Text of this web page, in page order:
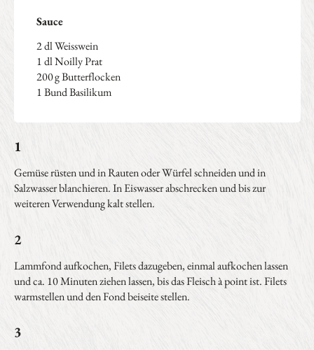
Sauce
2 dl Weisswein
1 dl Noilly Prat
200 g Butterflocken
1 Bund Basilikum
1
Gemüse rüsten und in Rauten oder Würfel schneiden und in
Salzwasser blanchieren. In Eiswasser abschrecken und bis zur
weiteren Verwendung kalt stellen.
2
Lammfond aufkochen, Filets dazugeben, einmal aufkochen lassen
und ca. 10 Minuten ziehen lassen, bis das Fleisch à point ist. Filets
warmstellen und den Fond beiseite stellen.
3